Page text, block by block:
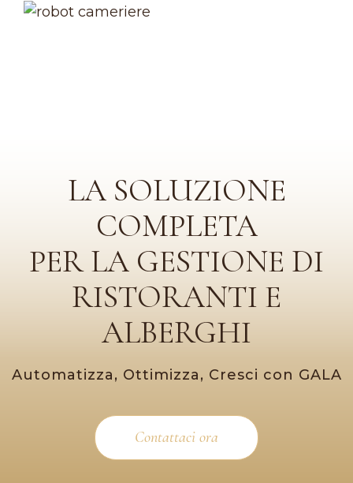
LA SOLUZIONE
COMPLETA
PER LA GESTIONE DI
RISTORANTI E
ALBERGHI
Automatizza, Ottimizza, Cresci con GALA
Contattaci ora